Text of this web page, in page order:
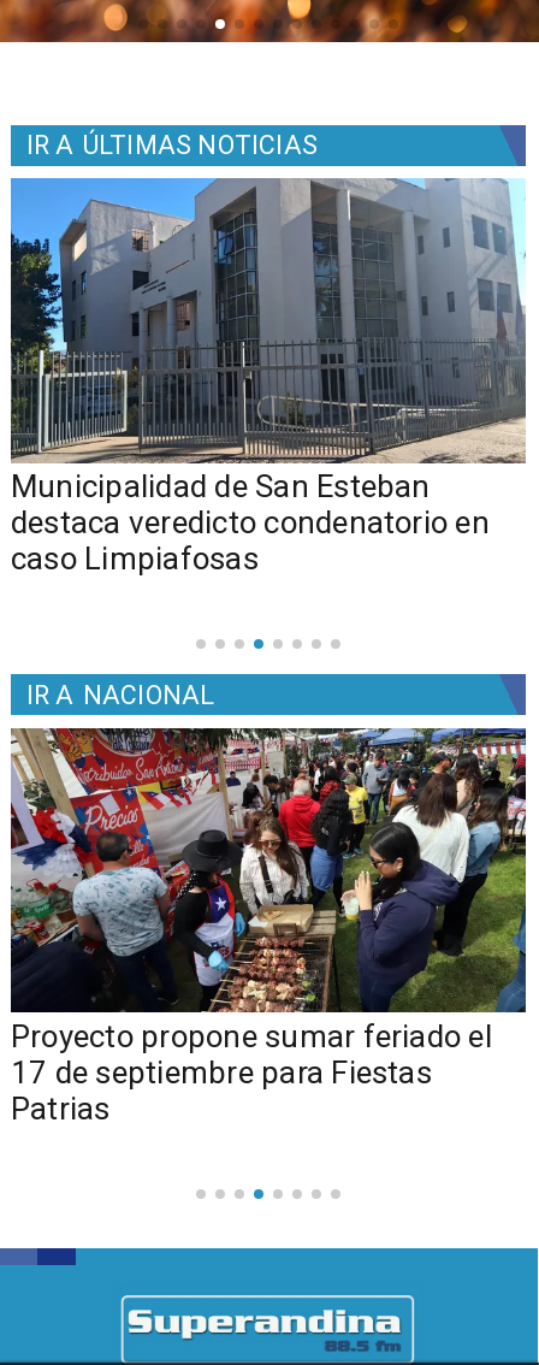
IR A ÚLTIMAS NOTICIAS
Municipalidad de San Esteban
destaca veredicto condenatorio en
caso Limpiafosas
IR A NACIONAL
Proyecto propone sumar feriado el
17 de septiembre para Fiestas
Patrias